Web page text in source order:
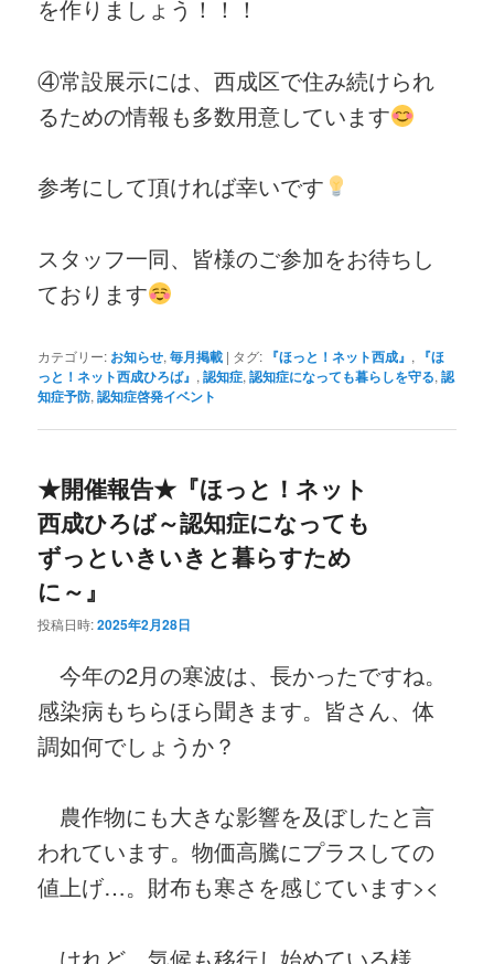
を作りましょう！！！
④常設展示には、西成区で住み続けられ
るための情報も多数用意しています
参考にして頂ければ幸いです
スタッフ一同、皆様のご参加をお待ちし
ております
カテゴリー: お知らせ,毎月掲載 | タグ: 『ほっと！ネット西成』 ,
『ほ
っと！ネット西成ひろば』 ,認知症,認知症になっても暮らしを守る,認
知症予防,認知症啓発イベント
★開催報告★『ほっと！ネット
西成ひろば～認知症になっても
ずっといきいきと暮らすため
に～』
投稿日時:2025年2月28日
今年の2月の寒波は、長かったですね。
感染病もちらほら聞きます。皆さん、体
調如何でしょうか？
農作物にも大きな影響を及ぼしたと言
われています。物価高騰にプラスしての
値上げ…。財布も寒さを感じています><